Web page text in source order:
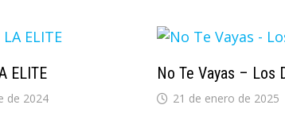
ELITE
de 2024
No Te Vayas – Los
21 de enero de 2025